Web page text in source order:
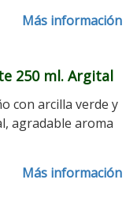
Más información
250 ml. Argital
con arcilla verde y
agradable aroma
Más información